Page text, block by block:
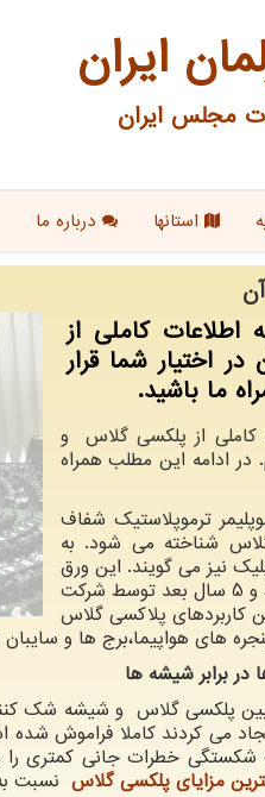
ایران
مجلس ایران
استانها درباره ما
کاملی از
اختیار شما قرار
ما باشید.
کاملی از پلکسی گلاس و
در ادامه این مطلب همراه
ترموپلاستیک شفاف
شناخته می شود. به
نیز می گویند. این ورق
برای اولین بار در سال 1982 ساخته شد و 5 سال بعد توسط شرکت
کاربردهای پلاکسی گلاس
های هواپیما،برج ها و سایبان
در برابر شیشه ها
بین پلکسی گلاس و شیشه شک
می کردند کاملا فراموش
خطرات جانی کمتری را
مزایای پلکسی گلاس نسبت